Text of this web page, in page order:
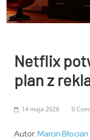
Netflix
plan z
14 maja 2026 0
Autor:Marcin Błocian